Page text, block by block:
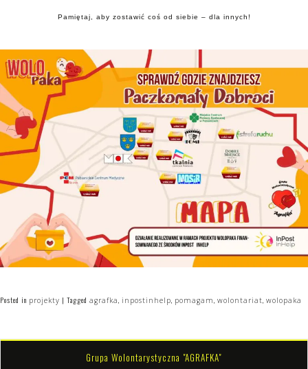
Pamiętaj, aby zostawić coś od siebie – dla innych!
Posted in projekty | Tagged agrafka inpostinhelp pomagam wolontariat wolopaka
Grupa Wolontarystyczna "AGRAFKA"